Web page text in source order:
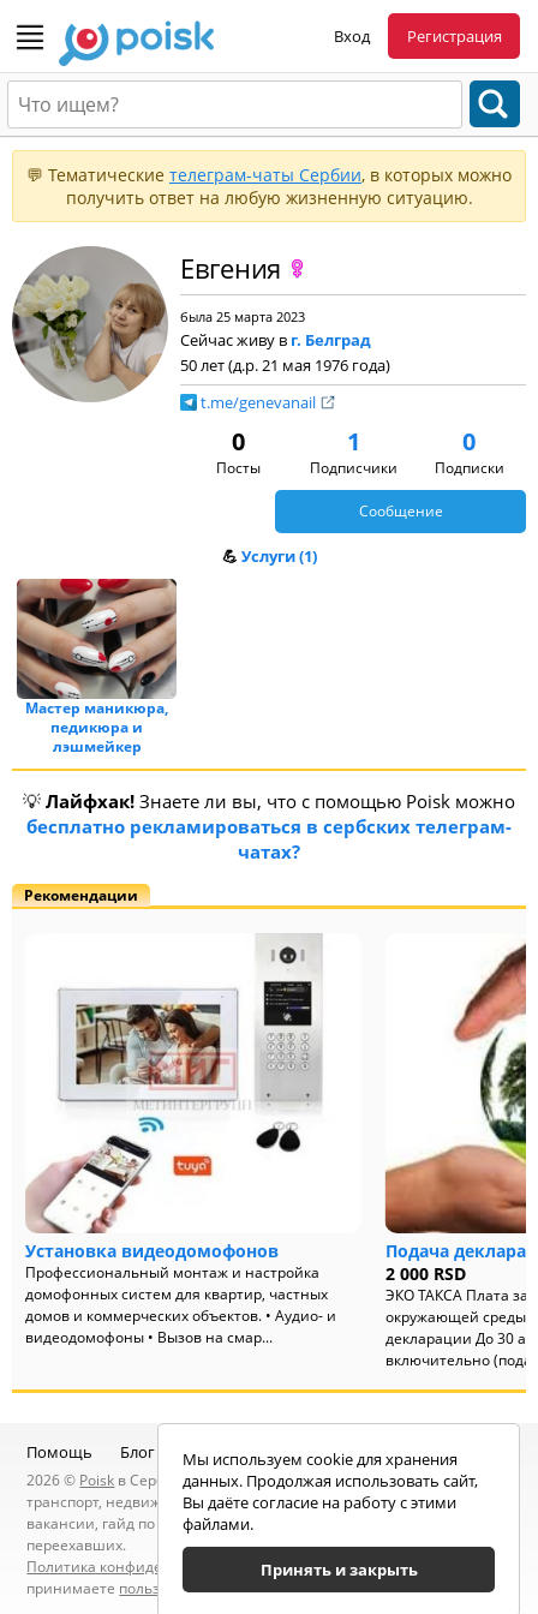
Вход Регистрация
💬 Тематические телеграм-чаты Сербии, в которых можно
получить ответ на любую жизненную ситуацию.
Евгения
была 25 марта 2023
Сейчас живу в г. Белград
50 лет (д.р. 21 мая 1976 года)
t.me/genevanail
0
Посты
1
Подписчики
0
Подписки
Сообщение
💪 Услуги (1)
Мастер маникюра,
педикюра и
лэшмейкер
💡 Лайфхак! Знаете ли вы, что с помощью Poisk можно
бесплатно рекламироваться в сербских телеграм-
чатах?
Рекомендации
Установка видеодомофонов
Профессиональный монтаж и настройка
домофонных систем для квартир, частных
домов и коммерческих объектов. • Аудио- и
видеодомофоны • Вызов на смар...
Подача
2 000 RSD
ЭКО ТАКСА Плата за
окружающей среды
декларации До 30
включительно
Помощь Блог Telegram-канал Чат
2026 © Poisk в Сербии — услуги специалистов, объявления:
транспорт, недвижимость, электроника, мебель, работа и
вакансии, гайд по Сербии, статьи, новости, посты людей, карта
переехавших.
Политика конфиденциальности
. Находясь на сайте вы
принимаете пользовательское соглашение.
Мы используем cookie для хранения
данных. Продолжая использовать сайт,
Вы даёте согласие на работу с этими
файлами.
Принять и закрыть